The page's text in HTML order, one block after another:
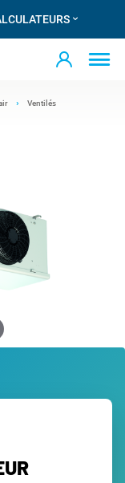
Ventilés